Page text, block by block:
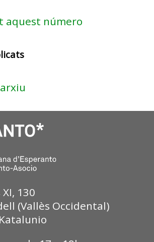
aquest número
130
(Vallès Occidental)